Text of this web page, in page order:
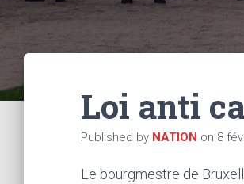
Loi anti
Published by NATION on 8
Le bourgmestre de